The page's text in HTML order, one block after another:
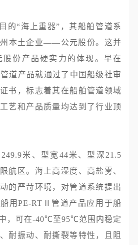
的“海上重器”，其船舶管道系
本土企业——公元股份。这并
股份产品硬实力的体现。早在
道产品就通过了中国船级社审
书，标志着其在船舶管道领域
艺和产品质量均达到了行业顶
米、型宽44米、型深21.5
航区。海上高湿度、高盐雾、
的严苛环境，对管道系统提出
用PE-RTⅡ管道产品应用于船
，可在-40℃至95℃范围内稳定
耐振动、耐撕裂等特性，且阻